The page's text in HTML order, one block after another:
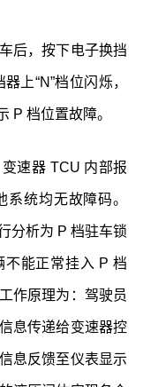
后，按下电子换挡
上“N”档位闪烁，
P 档位置故障。
速器 TCU 内部报
系统均无故障码。
分析为 P 档驻车锁
不能正常挂入 P 档
作原理为：驾驶员
息传递给变速器控
息反馈至仪表显示